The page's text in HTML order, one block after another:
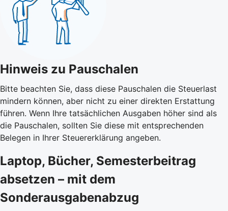
Hinweis zu Pauschalen
Bitte beachten Sie, dass diese Pauschalen die Steuerlast
mindern können, aber nicht zu einer direkten Erstattung
führen. Wenn Ihre tatsächlichen Ausgaben höher sind als
die Pauschalen, sollten Sie diese mit entsprechenden
Belegen in Ihrer Steuererklärung angeben.
Laptop, Bücher, Semesterbeitrag
absetzen – mit dem
Sonderausgabenabzug